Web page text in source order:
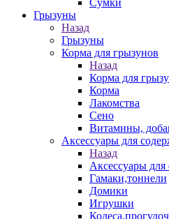
Сумки
Грызуны
Назад
Грызуны
Корма для грызунов
Назад
Корма для
Корма
Лакомства
Сено
Витамины,
Аксессуары для
Назад
Аксессуары
Гамаки,тоннели
Домики
Игрушки